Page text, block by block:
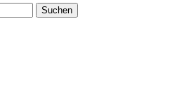
Suchen